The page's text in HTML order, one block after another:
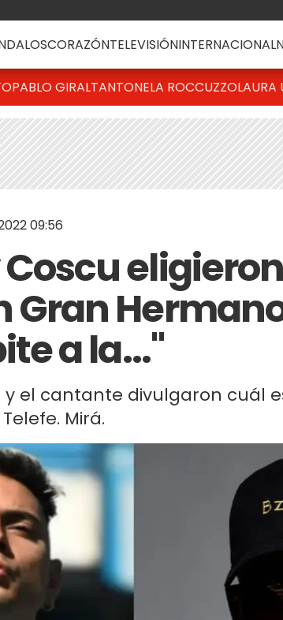
CORAZÓNTELEVISIÓNINTERNACIONAL
PABLO GIRALTANTONELA ROCCUZZOLAURA
09:56
Gran
a la..."
el cantante divulgaron cuál
Mirá.